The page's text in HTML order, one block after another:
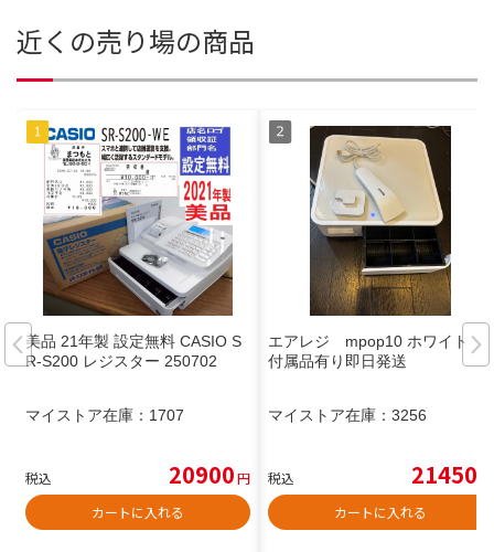
近くの売り場の商品
美品 21年製 設定無料 CASIO S
R-S200 レジスター 250702
マイストア在庫： 1707
税込 20900円
カートに入れる
エアレジ mpop10 ホワイト
付属品有り即日発送
マイストア在庫： 3256
税込 21450
カートに入れる